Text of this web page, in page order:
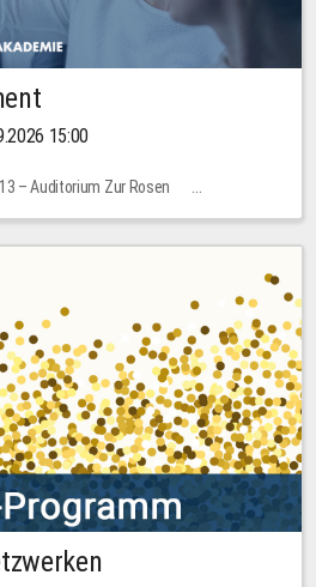
15:00
– Auditorium Zur Rosen
EUR